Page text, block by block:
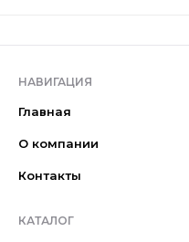
НАВИГАЦИЯ
Главная
О компании
Контакты
КАТАЛОГ